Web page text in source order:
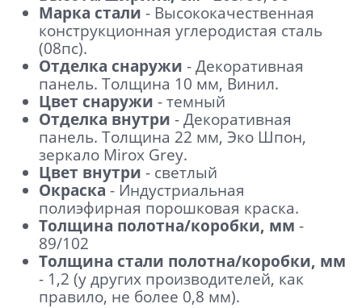
Марка стали - Высококачественная
конструкционная углеродистая сталь
(08пс).
Отделка снаружи - Декоративная
панель. Толщина 10 мм, Винил.
Цвет снаружи - темный
Отделка внутри - Декоративная
панель. Толщина 22 мм, Эко Шпон,
зеркало Mirox Grey.
Цвет внутри - светлый
Окраска - Индустриальная
полиэфирная порошковая краска.
Толщина полотна/коробки, мм -
89/102
Толщина стали полотна/коробки, мм
- 1,2 (у других производителей, как
правило, не более 0,8 мм).
персональных данных